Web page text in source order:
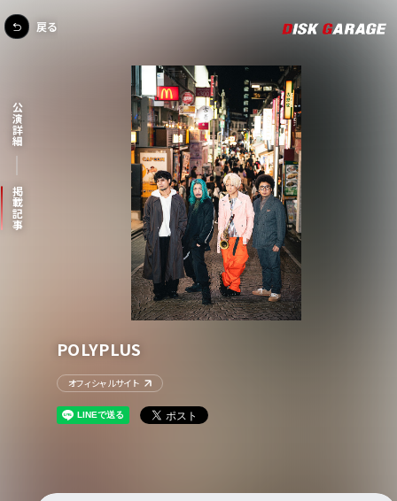
公演詳細
掲載記事
POLYPLUS
オフィシャルサイト
戻る